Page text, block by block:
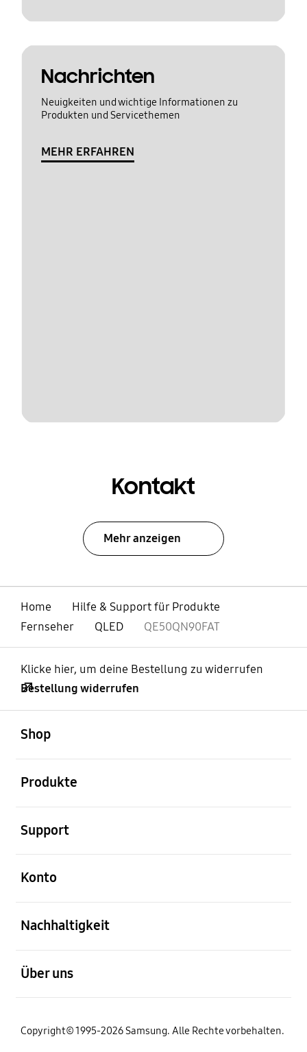
Nachrichten
Neuigkeiten und wichtige Informationen zu
Produkten und Servicethemen
MEHR ERFAHREN
Kontakt
Mehr anzeigen
Home
Hilfe & Support für Produkte
Fernseher
QLED QE50QN90FAT
Klicke hier, um deine Bestellung zu widerrufen
Bestellung widerrufen
Shop
Produkte
Support
Konto
Nachhaltigkeit
Über uns
Copyright© 1995-2026 Samsung. Alle Rechte vorbehalten.